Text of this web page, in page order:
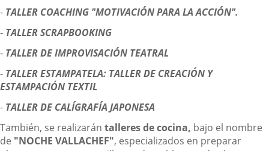
- TALLER COACHING "MOTIVACIÓN PARA LA ACCIÓN".
- TALLER SCRAPBOOKING
- TALLER DE IMPROVISACIÓN TEATRAL
- TALLER ESTAMPATELA: TALLER DE CREACIÓN Y
ESTAMPACIÓN TEXTIL
- TALLER DE CALÍGRAFÍA JAPONESA
También, se realizarán talleres de cocina, bajo el nombre
de "NOCHE VALLACHEF", especializados en preparar